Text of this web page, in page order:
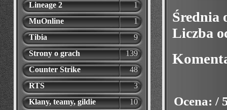
Lineage 2
1
MuOnline
1
Tibia
9
Strony o grach
139
Counter Strike
48
RTS
3
Klany, teamy, gildie
10
Średnia
Liczba
Ocena: /